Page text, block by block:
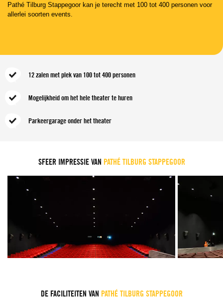
Pathé Tilburg Stappegoor kan je terecht met 100 tot 400 personen voor
allerlei soorten events.
12 zalen met plek van 100 tot 400 personen
Mogelijkheid om het hele theater te huren
Parkeergarage onder het theater
SFEER IMPRESSIE VAN PATHÉ TILBURG STAPPEGOOR
DE FACILITEITEN VAN PATHÉ TILBURG STAPPEGOOR